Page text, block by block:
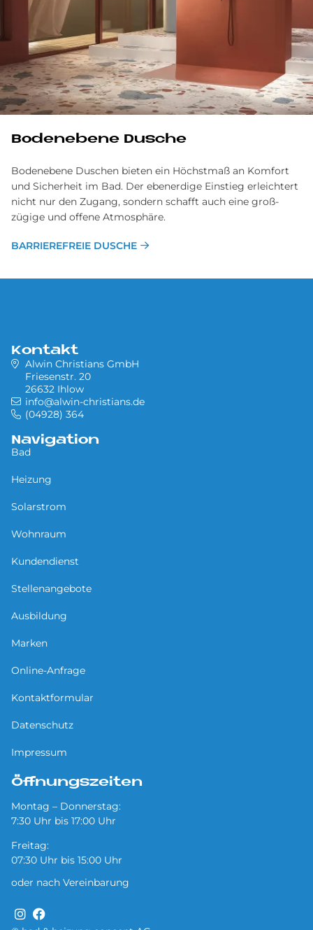
Bodenebene Dusche
Bodenebene Duschen bieten ein Höchst­maß an Kom­fort
und Sicher­heit im Bad. Der eben­erdige Ein­stieg er­leichtert
nicht nur den Zu­gang, sondern schaf­ft auch eine groß­
zügige und offene Atmosphäre.
BARRIEREFREIE DUSCHE
Kontakt
Alwin Christians GmbH
Friesenstr. 20
26632 Ihlow
info@alwin-christians.de
(04928) 364
Navigation
Bad
Heizung
Solarstrom
Wohnraum
Kundendienst
Stellenangebote
Ausbildung
Marken
Online-Anfrage
Kontaktformular
Datenschutz
Impressum
Öffnungszeiten
Montag – Donnerstag:
7:30 Uhr bis 17:00 Uhr
Freitag:
07:30 Uhr bis 15:00 Uhr
oder nach Vereinbarung